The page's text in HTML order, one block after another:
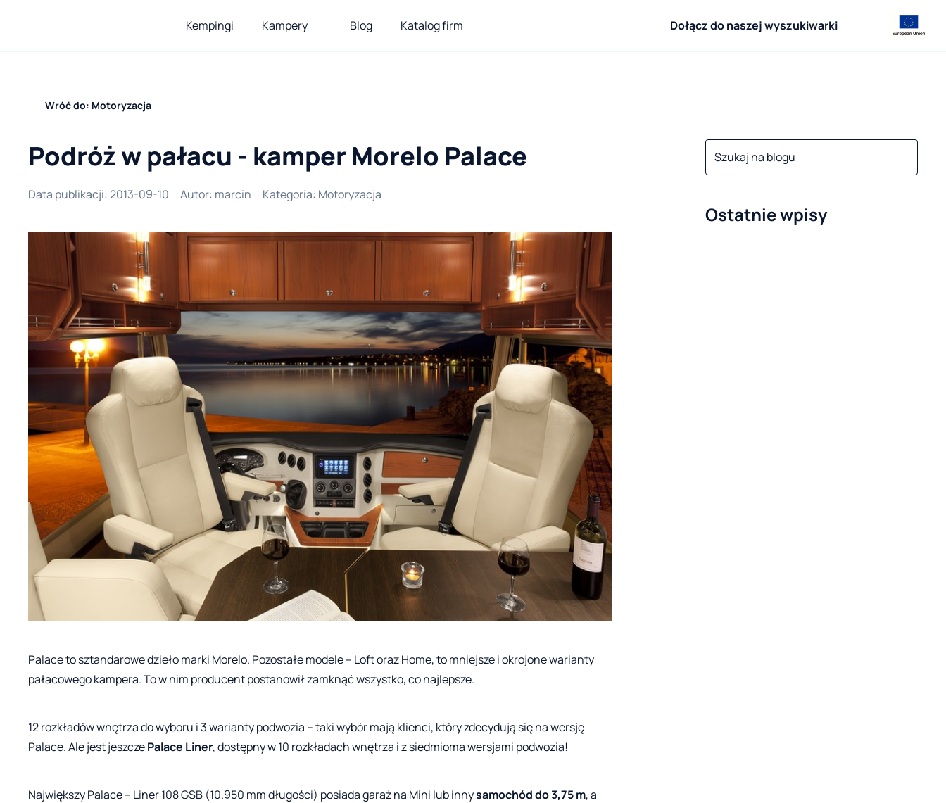
Kempingi Kampery Blog Katalog firm Dołącz do naszej wyszukiwarki
Wróć do: Motoryzacja
Podróż w pałacu - kamper Morelo Palace
Data publikacji: 2013-09-10 Autor: marcin Kategoria: Motoryzacja
Palace to sztandarowe dzieło marki Morelo. Pozostałe modele – Loft oraz Home, to mniejsze i okrojone warianty
pałacowego kampera. To w nim producent postanowił zamknąć wszystko, co najlepsze.
12 rozkładów wnętrza do wyboru i 3 warianty podwozia – taki wybór mają klienci, który zdecydują się na wersję
Palace. Ale jest jeszczePalace Liner, dostępny w 10 rozkładach wnętrza i z siedmioma wersjami podwozia!
Największy Palace – Liner 108 GSB (10.950 mm długości) posiada garaż na Mini lub innysamochód do 3,75 m, a
Ostatnie wpisy